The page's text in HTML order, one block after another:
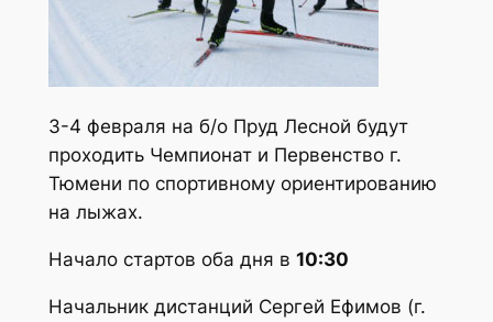
3-4 февраля на б/о Пруд Лесной будут
проходить Чемпионат и Первенство г.
Тюмени по спортивному ориентированию
на лыжах.
Начало стартов оба дня в 10:30
Начальник дистанций Сергей Ефимов (г.